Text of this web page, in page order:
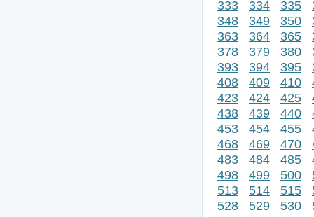
333
334 335
348
349 350
363
364 365
378
379 380
393
394 395
408
409 410
423
424 425
438
439 440
453
454 455
468
469 470
483
484 485
498
499 500
513
514 515
528
529 530